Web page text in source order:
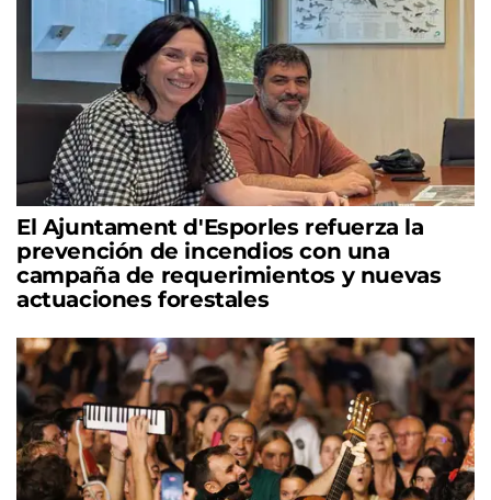
El Ajuntament d'Esporles refuerza la
prevención de incendios con una
campaña de requerimientos y nuevas
actuaciones forestales